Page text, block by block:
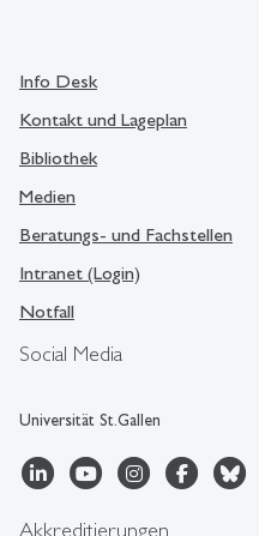
Social Media
Universität St.Gallen
Info Desk
Kontakt und Lageplan
Bibliothek
Medien
Beratungs- und Fachstellen
Intranet (Login)
Notfall
Akkreditierungen